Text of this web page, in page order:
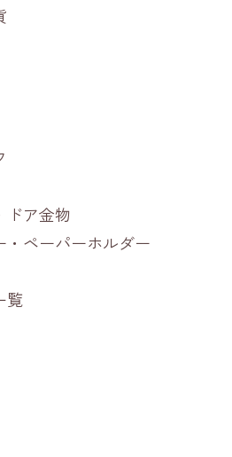
ドア金物
・ペーパーホルダー
覧